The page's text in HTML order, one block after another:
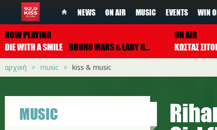
NEWS ON AIR MUSIC EVENTS WIN
NOW PLAYING
DIE WITH A SMILE BRUNO MARS & LADY GAGA
ON AIR
ΚΩΣΤΑΣ
αρχική music kiss & music
MUSIC